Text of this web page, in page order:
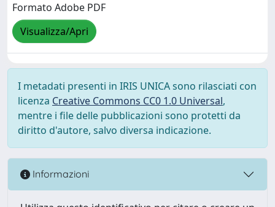
Formato Adobe PDF
Visualizza/Apri
I metadati presenti in IRIS UNICA sono rilasciati con
licenza Creative Commons CC0 1.0 Universal,
mentre i file delle pubblicazioni sono protetti da
diritto d'autore, salvo diversa indicazione.
Informazioni